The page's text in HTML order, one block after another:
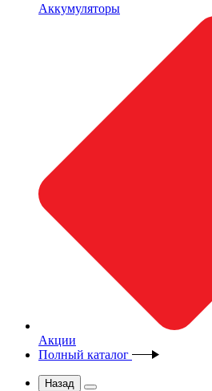
Аккумуляторы
Акции
Полный каталог
Назад